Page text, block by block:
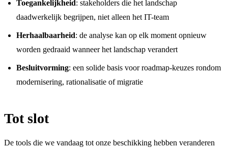
Toegankelijkheid: stakeholders die het landschap
daadwerkelijk begrijpen, niet alleen het IT-team
Herhaalbaarheid: de analyse kan op elk moment opnieuw
worden gedraaid wanneer het landschap verandert
Besluitvorming: een solide basis voor roadmap-keuzes rondom
modernisering, rationalisatie of migratie
Tot slot
De tools die we vandaag tot onze beschikking hebben veranderen